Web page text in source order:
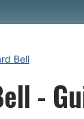
Bell
-